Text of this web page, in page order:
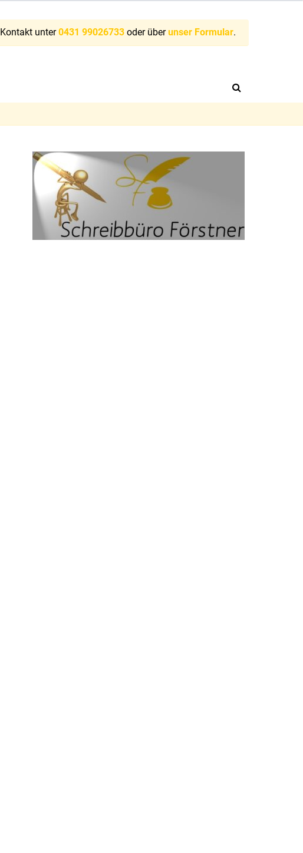
Kontakt
Kontakt unter0431 99026733 oder überunser Formular.
Beitragbild